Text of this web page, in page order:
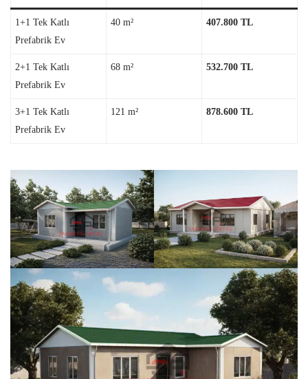
1+1 Tek Katlı
Prefabrik Ev
40 m² 407.800 TL
2+1 Tek Katlı
Prefabrik Ev
68 m² 532.700 TL
3+1 Tek Katlı
Prefabrik Ev
121 m² 878.600 TL